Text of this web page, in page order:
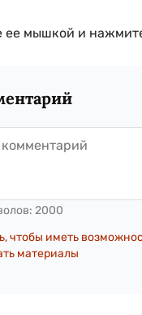
ее мышкой и
2000
чтобы иметь
материалы